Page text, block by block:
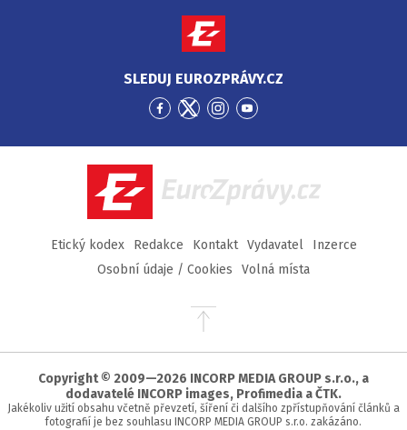
SLEDUJ EUROZPRÁVY.CZ
Přejít
Facebook
Přejít
Twitter
Přejít
Instagram
Přejít
YouTube
EuroZprávy.cz
Etický kodex Redakce Kontakt Vydavatel
Inzerce
Osobní údaje / Cookies
Volná místa
Přejít
stránky
Copyright © 2009—2026 INCORP MEDIA GROUP s.r.o., a
dodavatelé INCORP images, Profimedia a ČTK.
Jakékoliv užití obsahu včetně převzetí, šíření či dalšího zpřístupňování článků a
fotografií je bez souhlasu INCORP MEDIA GROUP s.r.o. zakázáno.